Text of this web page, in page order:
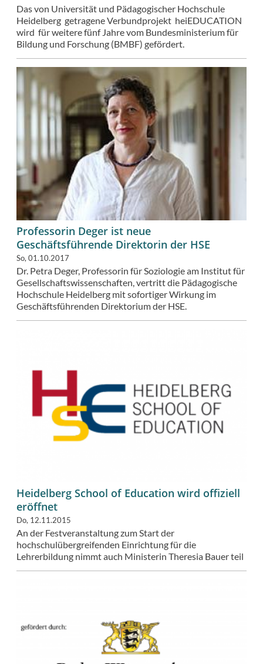
Das von Universität und Pädagogischer Hochschule
Heidelberg getragene Verbundprojekt heiEDUCATION
wird für weitere fünf Jahre vom Bundesministerium für
Bildung und Forschung (BMBF) gefördert.
Professorin Deger ist neue
Geschäftsführende Direktorin der HSE
So, 01.10.2017
Dr. Petra Deger, Professorin für Soziologie am Institut für
Gesellschaftswissenschaften, vertritt die Pädagogische
Hochschule Heidelberg mit sofortiger Wirkung im
Geschäftsführenden Direktorium der HSE.
Heidelberg School of Education wird offiziell
eröffnet
Do, 12.11.2015
An der Festveranstaltung zum Start der
hochschulübergreifenden Einrichtung für die
Lehrerbildung nimmt auch Ministerin Theresia Bauer teil